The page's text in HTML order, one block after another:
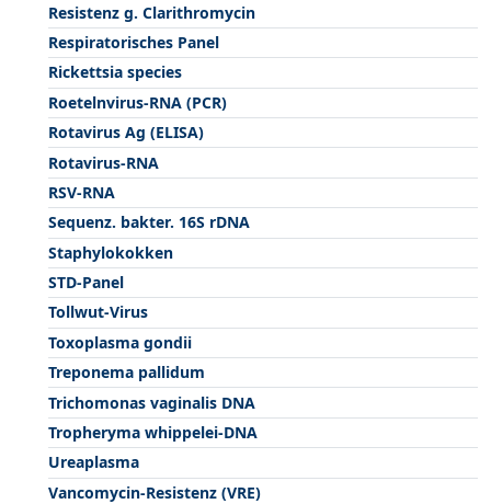
Resistenz g. Clarithromycin
Respiratorisches Panel
Rickettsia species
Roetelnvirus-RNA (PCR)
Rotavirus Ag (ELISA)
Rotavirus-RNA
RSV-RNA
Sequenz. bakter. 16S rDNA
Staphylokokken
STD-Panel
Tollwut-Virus
Toxoplasma gondii
Treponema pallidum
Trichomonas vaginalis DNA
Tropheryma whippelei-DNA
Ureaplasma
Vancomycin-Resistenz (VRE)